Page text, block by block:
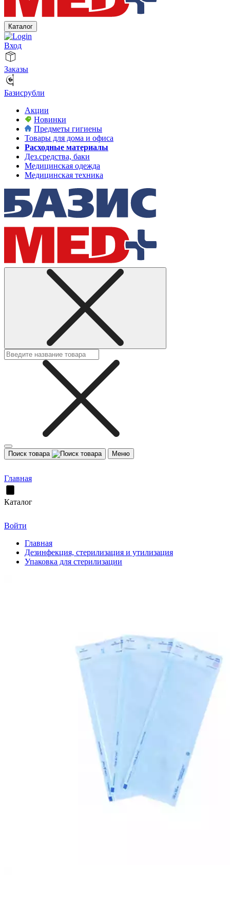
Каталог
Вход
Заказы
Базисрубли
Акции
Новинки
Предметы гигиены
Товары для дома и офиса
Расходные материалы
Дез.средства, баки
Медицинская одежда
Медицинская техника
Поиск товара Меню
Главная
Каталог
Войти
Главная
Дезинфекция, стерилизация и утилизация
Упаковка для стерилизации